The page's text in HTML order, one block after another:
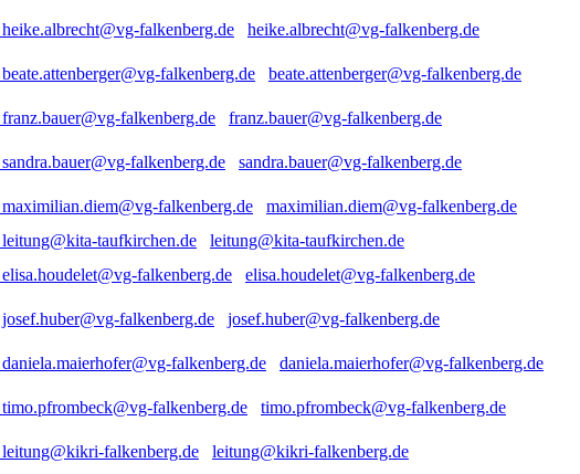
heike.albrecht@vg-falkenberg.de
beate.attenberger@vg-falkenberg.de
franz.bauer@vg-falkenberg.de
sandra.bauer@vg-falkenberg.de
maximilian.diem@vg-falkenberg.de
leitung@kita-taufkirchen.de
elisa.houdelet@vg-falkenberg.de
josef.huber@vg-falkenberg.de
daniela.maierhofer@vg-falkenberg.de
timo.pfrombeck@vg-falkenberg.de
leitung@kikri-falkenberg.de